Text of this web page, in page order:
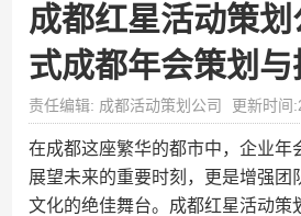
成都红星活动策
式成都年会策划
责任编辑: 成都活动策划公司 更新时间
在成都这座繁华的都市中，企业年
展望未来的重要时刻，更是增强团
文化的绝佳舞台。成都红星活动策